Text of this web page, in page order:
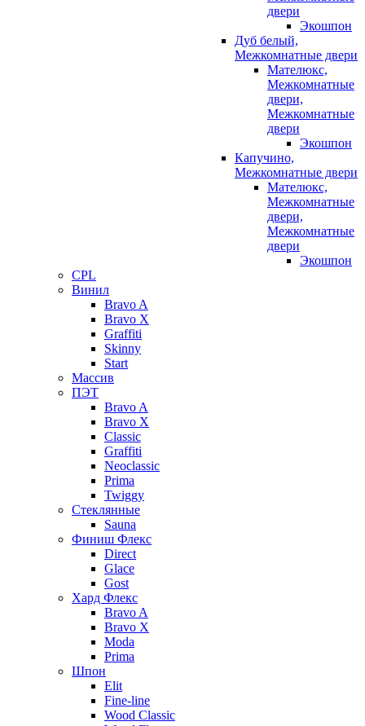
двери
Экошпон
Дуб белый,
Межкомнатные двери
Мателюкс,
Межкомнатные
двери,
Межкомнатные
двери
Экошпон
Капучино,
Межкомнатные двери
Мателюкс,
Межкомнатные
двери,
Межкомнатные
двери
Экошпон
CPL
Винил
Bravo A
Bravo X
Graffiti
Skinny
Start
Массив
ПЭТ
Bravo A
Bravo X
Classic
Graffiti
Neoclassic
Prima
Twiggy
Стеклянные
Sauna
Финиш Флекс
Direct
Glace
Gost
Хард Флекс
Bravo A
Bravo X
Moda
Prima
Шпон
Elit
Fine-line
Wood Classic